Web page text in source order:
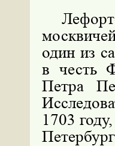
один из
в честь
Петра
1703